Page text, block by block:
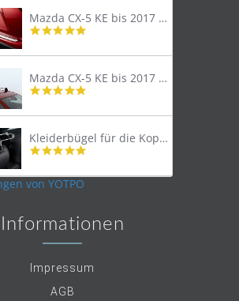
Mazda CX-5 KE bis 2017 Trittschutzleiste Edelstahl original
4.8
rating
Mazda CX-5 KE bis 2017 Lastenträger Dachträger
4.9
rating
Kleiderbügel für die Kopfstütze
4.9
rating
von YOTPO
Informationen
Impressum
AGB